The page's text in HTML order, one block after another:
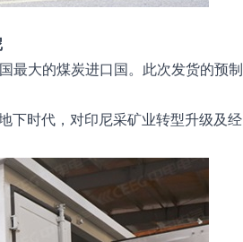
最大的煤炭进口国。此次发货的预制
下时代，对印尼采矿业转型升级及经